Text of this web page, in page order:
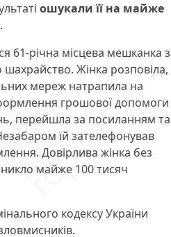
ошукали її на майже
.
61-річна місцева мешканка з
Жінка розповіла,
мереж натрапила на
грошової допомоги
перейшла за посиланням та
їй зателефонував
Довірлива жінка без
майже 100 тисяч
кодексу України